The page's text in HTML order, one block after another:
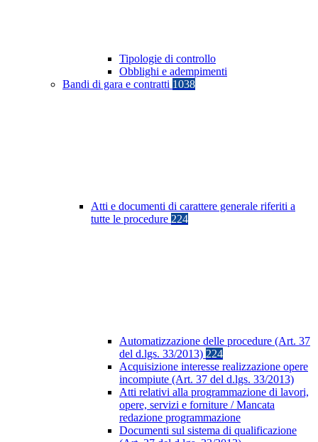
Tipologie di controllo
Obblighi e adempimenti
Bandi di gara e contratti 1038
Atti e documenti di carattere generale riferiti a
tutte le procedure 224
Automatizzazione delle procedure (Art. 37
del d.lgs. 33/2013) 224
Acquisizione interesse realizzazione opere
incompiute (Art. 37 del d.lgs. 33/2013)
Atti relativi alla programmazione di lavori,
opere, servizi e forniture / Mancata
redazione programmazione
Documenti sul sistema di qualificazione